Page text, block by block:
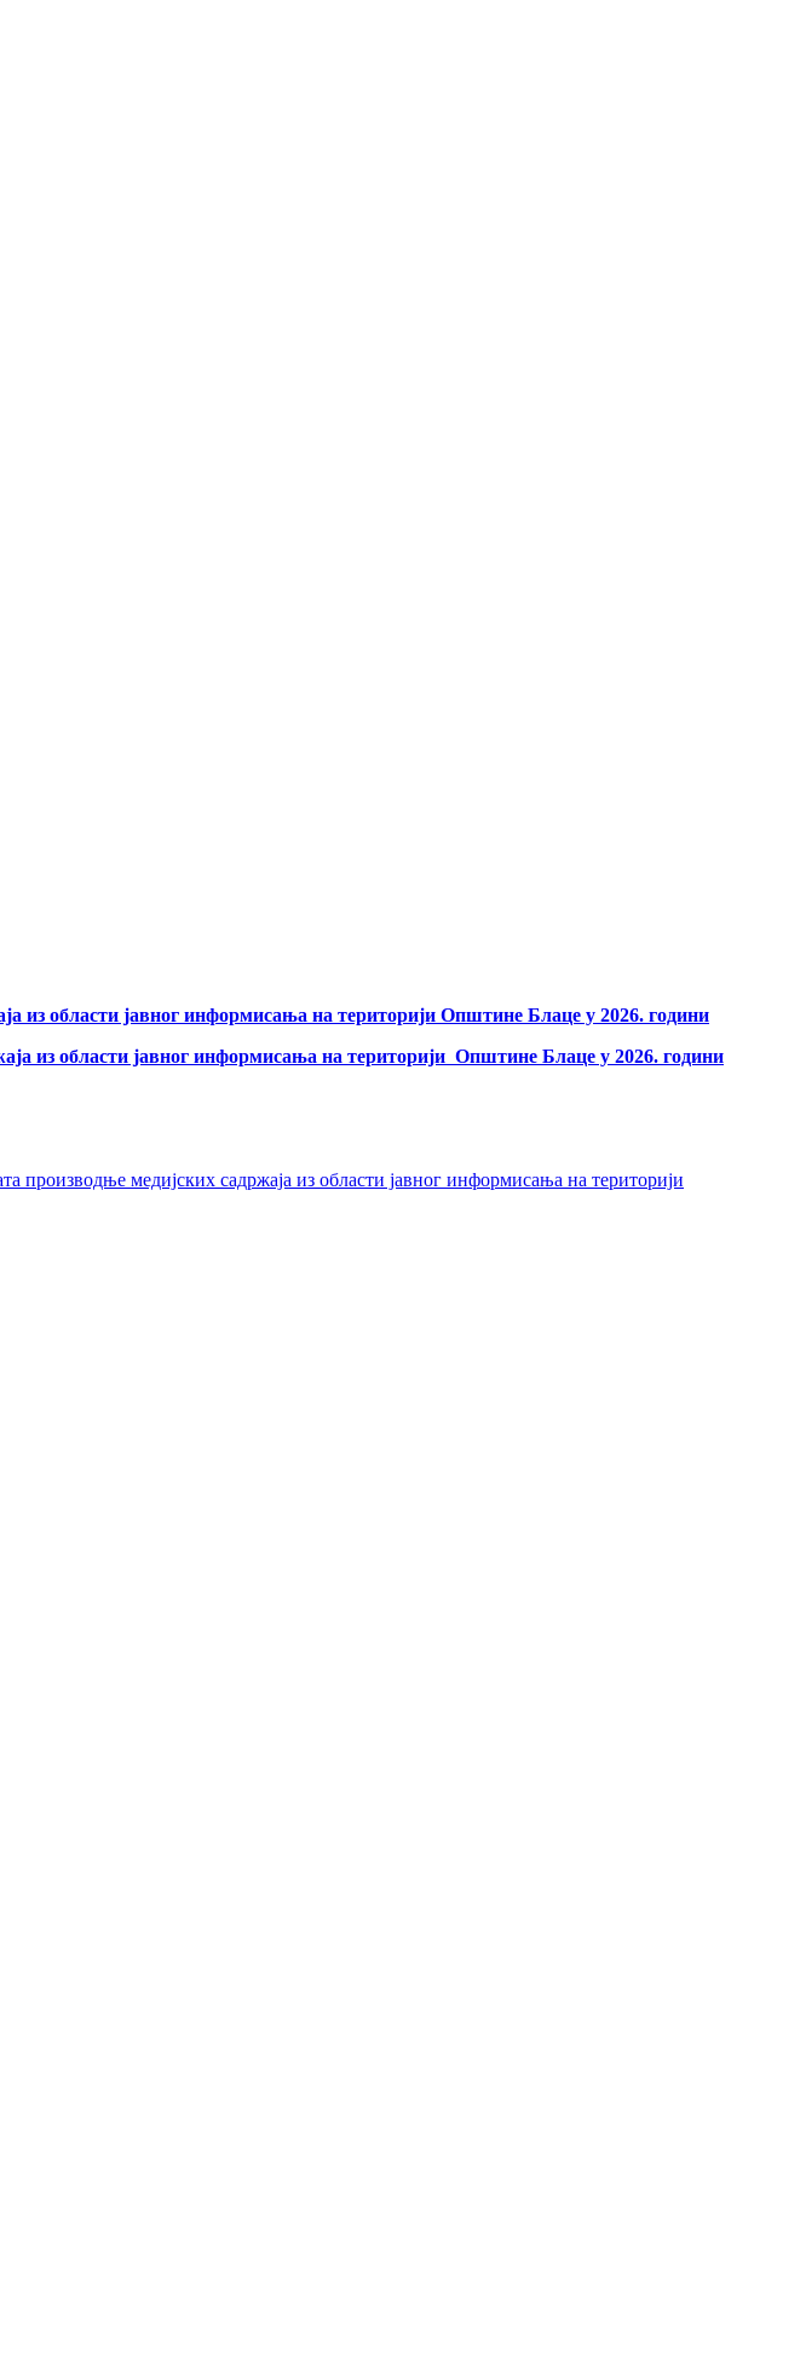
из области јавног информисања на територији Општине Блаце у 2026. години
из области јавног информисања на територији Општине Блаце у 2026. години
производње медијских садржаја из области јавног информисања на територији